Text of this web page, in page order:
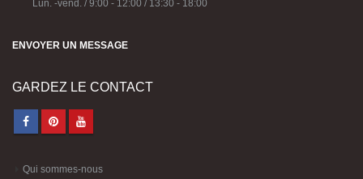
Lun. -vend. / 9:00 - 12:00 / 13:30 - 18:00
ENVOYER UN MESSAGE
GARDEZ LE CONTACT
Qui sommes-nous